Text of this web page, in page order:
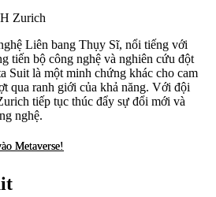
Liên bang Thụy Sĩ, nổi tiếng với
tiến bộ công nghệ và nghiên cứu đột
Suit là một minh chứng khác cho cam
qua ranh giới của khả năng. Với đội
tiếp tục thúc đẩy sự đổi mới và
nghệ.
Metaverse!